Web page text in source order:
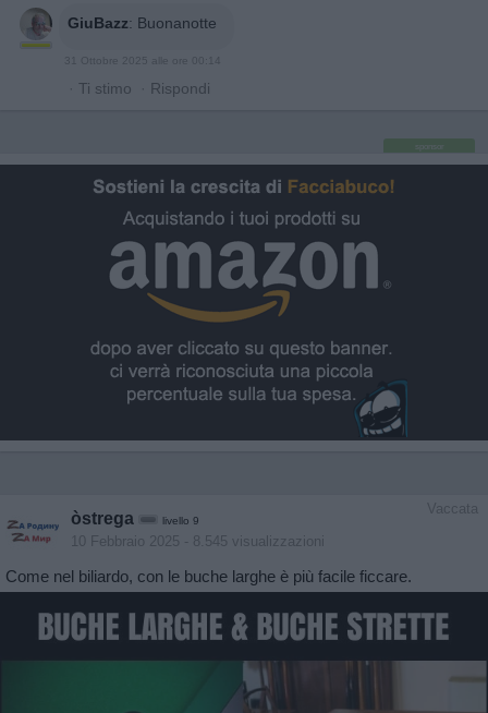
GiuBazz: Buonanotte
· Ti stimo · Rispondi
Vaccata
òstrega livello 9
10 Febbraio 2025 - 8.545 visualizzazioni
Come nel biliardo, con le buche larghe è più facile ficcare.